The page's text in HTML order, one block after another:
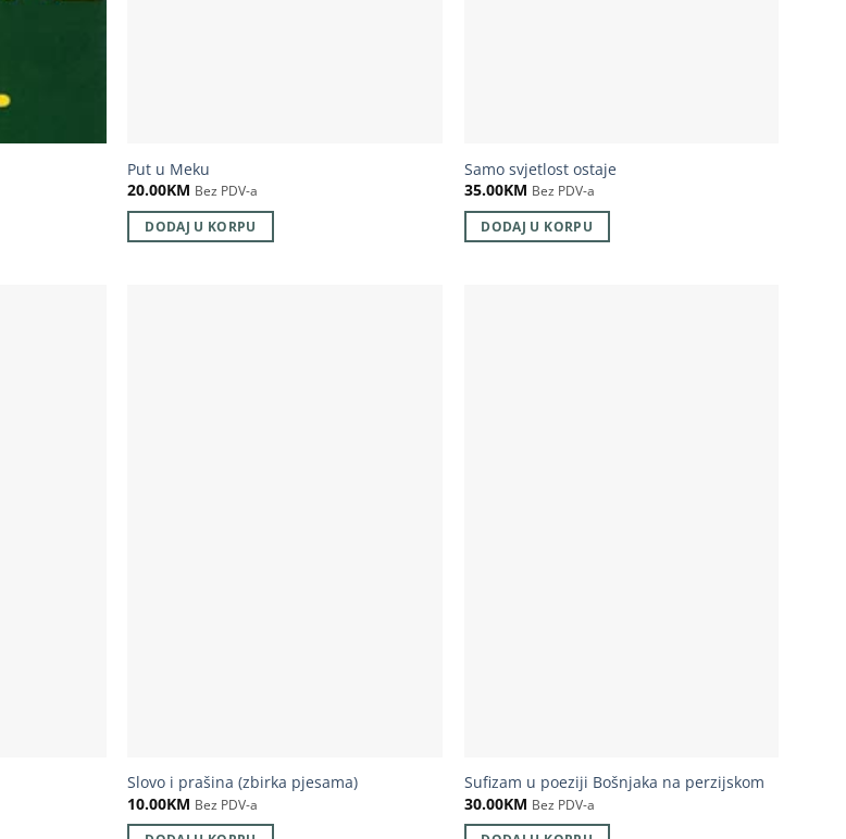
Put u Meku
20.00KM Bez PDV-a
DODAJ U KORPU
Samo svjetlost ostaje
35.00KM Bez PDV-a
DODAJ U KORPU
Slovo i prašina (zbirka pjesama)
10.00KM Bez PDV-a
Sufizam u poeziji Bošnjaka na perzijskom
30.00KM Bez PDV-a